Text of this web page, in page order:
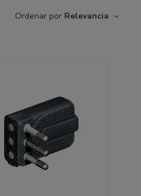
Ordenar por Relevancia